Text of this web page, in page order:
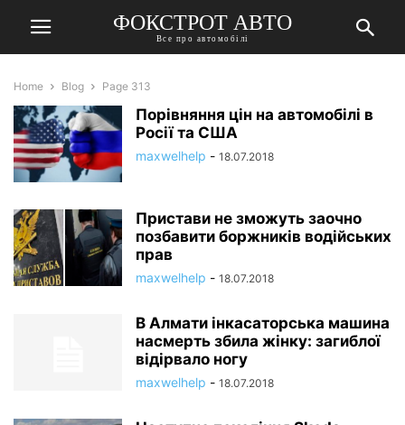
ФОКСТРОТ АВТО
Все про автомобілі
Home Blog Page 313
Порівняння цін на автомобілі в
Росії та США
maxwelhelp - 18.07.2018
Пристави не зможуть заочно
позбавити боржників водійських
прав
maxwelhelp - 18.07.2018
В Алмати інкасаторська машина
насмерть збила жінку: загиблої
відірвало ногу
maxwelhelp - 18.07.2018